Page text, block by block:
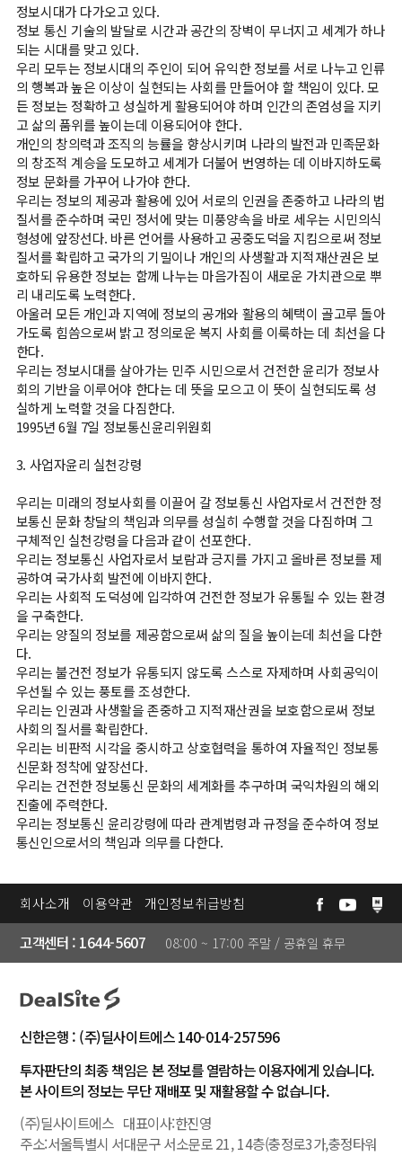
로
그
인
마
이
페
이
지
회
원
가
입
LIVE
방
송
❯
문
자
리
딩
❯
종
목
뉴
스
❯
매
매
전
략
❯
회
원
후
기
❯
아
카
데
미
❯
고
객
센
터
❯
공
사
항
주
정보시대가 다가오고 있다.
정보 통신 기술의 발달로 시간과 공간의 장벽이 무너지고 세계가 하나
되는 시대를 맞고 있다.
우리 모두는 정보시대의 주인이 되어 유익한 정보를 서로 나누고 인류
의 행복과 높은 이상이 실현되는 사회를 만들어야 할 책임이 있다. 모
든 정보는 정확하고 성실하게 활용되어야 하며 인간의 존엄성을 지키
고 삶의 품위를 높이는데 이용되어야 한다.
개인의 창의력과 조직의 능률을 향상시키며 나라의 발전과 민족문화
의 창조적 계승을 도모하고 세계가 더불어 번영하는 데 이바지하도록
정보 문화를 가꾸어 나가야 한다.
우리는 정보의 제공과 활용에 있어 서로의 인권을 존중하고 나라의 법
질서를 준수하며 국민 정서에 맞는 미풍양속을 바로 세우는 시민의식
형성에 앞장선다. 바른 언어를 사용하고 공중도덕을 지킴으로써 정보
질서를 확립하고 국가의 기밀이나 개인의 사생활과 지적재산권은 보
호하되 유용한 정보는 함께 나누는 마음가짐이 새로운 가치관으로 뿌
리 내리도록 노력한다.
아울러 모든 개인과 지역에 정보의 공개와 활용의 혜택이 골고루 돌아
가도록 힘씀으로써 밝고 정의로운 복지 사회를 이룩하는 데 최선을 다
한다.
우리는 정보시대를 살아가는 민주 시민으로서 건전한 윤리가 정보사
회의 기반을 이루어야 한다는 데 뜻을 모으고 이 뜻이 실현되도록 성
실하게 노력할 것을 다짐한다.
1995년 6월 7일 정보통신윤리위원회
3. 사업자윤리 실천강령
우리는 미래의 정보사회를 이끌어 갈 정보통신 사업자로서 건전한 정
보통신 문화 창달의 책임과 의무를 성실히 수행할 것을 다짐하며 그
구체적인 실천강령을 다음과 같이 선포한다.
우리는 정보통신 사업자로서 보람과 긍지를 가지고 올바른 정보를 제
공하여 국가사회 발전에 이바지한다.
우리는 사회적 도덕성에 입각하여 건전한 정보가 유통될 수 있는 환경
을 구축한다.
우리는 양질의 정보를 제공함으로써 삶의 질을 높이는데 최선을 다한
다.
우리는 불건전 정보가 유통되지 않도록 스스로 자제하며 사회공익이
우선될 수 있는 풍토를 조성한다.
우리는 인권과 사생활을 존중하고 지적재산권을 보호함으로써 정보
사회의 질서를 확립한다.
우리는 비판적 시각을 중시하고 상호협력을 통하여 자율적인 정보통
신문화 정착에 앞장선다.
우리는 건전한 정보통신 문화의 세계화를 추구하며 국익차원의 해외
진출에 주력한다.
우리는 정보통신 윤리강령에 따라 관계법령과 규정을 준수하여 정보
통신인으로서의 책임과 의무를 다한다.
회사소개 이용약관 개인정보취급방침
고객센터 : 1644-5607 08:00 ~ 17:00 주말 / 공휴일 휴무
신한은행 : (주)딜사이트에스 140-014-257596
투자판단의 최종 책임은 본 정보를 열람하는 이용자에게 있습니다.
본 사이트의 정보는 무단 재배포 및 재활용할 수 없습니다.
(주)딜사이트에스 대표이사:한진영
주소:서울특별시 서대문구 서소문로 21, 14층(충정로3가,충정타워